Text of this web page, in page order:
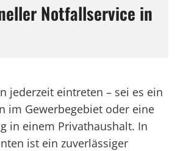
Notfallservice in
jederzeit eintreten – sei es ein
im Gewerbegebiet oder eine
in einem Privathaushalt. In
ist ein zuverlässiger